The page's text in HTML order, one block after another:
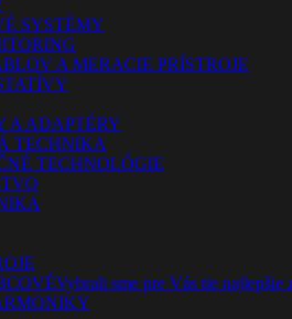
SYSTÉMY
A MERACIE PRÍSTROJE
A ADAPTÉRY
TECHNIKA
TECHNOLÓGIE
Vybrali sme pre Vás tie